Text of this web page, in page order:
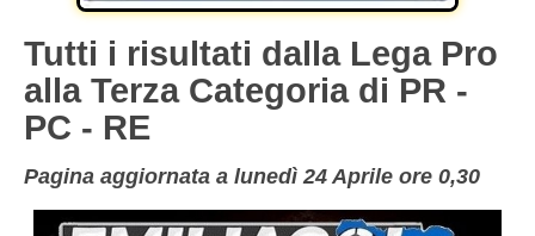
Tutti i risultati dalla Lega Pro
alla Terza Categoria di PR -
PC - RE
Pagina aggiornata a lunedì 24 Aprile ore 0,30